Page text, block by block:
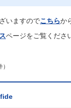
いますのでこちらか
ページをご覧くださ